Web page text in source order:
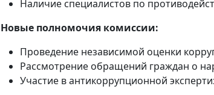
Наличие специалистов по
Новые полномочия комиссии:
Проведение независимой оценки
Рассмотрение обращений граждан о
Участие в антикоррупционной